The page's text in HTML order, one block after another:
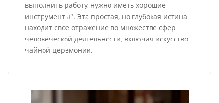
выполнить работу, нужно иметь хорошие
инструменты". Эта простая, но глубокая истина
находит свое отражение во множестве сфер
человеческой деятельности, включая искусство
чайной церемонии.